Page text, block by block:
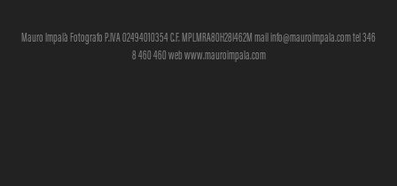
Mauro Impalà Fotografo P.IVA 02494010354 C.F. MPLMRA80H28I462M mail info@mauroimpala.com tel 346
8 460 460 web www.mauroimpala.com